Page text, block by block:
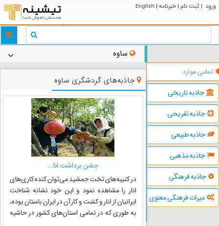
ورود | ثبت نام | خبرنامه |
English
تمامی موارد
جاذبه تاریخی
جاذبه تفریحی
جاذبه طبیعی
جاذبه مذهبی
جاذبه فرهنگی
میراث فرهنگی معنوی
ساوه
جاذبه‌های گردشگری ساوه
جشن برداشت انا...
در کتیبه‌های تخت جمشید می‌توان کنده کاری‌های
انار را مشاهده نمود و این خود نشانه شناخت
ایرانیان از انار و کشت و کار آن در ایران باستان بوده،
به طوری که در تمامی استان‌های کشور در حاشیه